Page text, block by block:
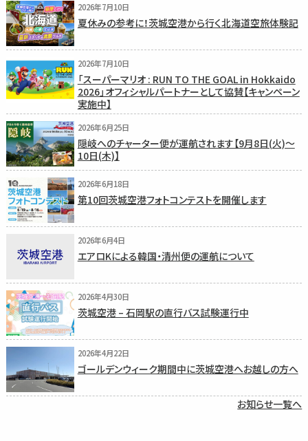
2026年7月10日
夏休みの参考に！茨城空港から行く北海道空旅体験記
2026年7月10日
「スーパーマリオ : RUN TO THE GOAL in Hokkaido
2026」オフィシャルパートナーとして協賛【キャンペーン
実施中】
2026年6月25日
隠岐へのチャーター便が運航されます【9月8日(火)〜
10日(木)】
2026年6月18日
第10回茨城空港フォトコンテストを開催します
2026年6月4日
エアロKによる韓国・清州便の運航について
2026年4月30日
茨城空港 – 石岡駅の直行バス試験運行中
2026年4月22日
ゴールデンウィーク期間中に茨城空港へお越しの方へ
お知らせ一覧へ